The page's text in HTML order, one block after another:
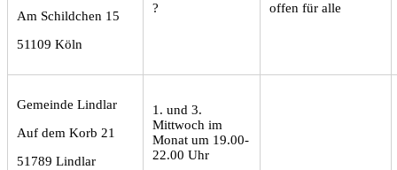
Am Schildchen 15
51109 Köln
? offen für alle
Gemeinde Lindlar
Auf dem Korb 21
51789 Lindlar
1. und 3.
Mittwoch im
Monat um 19.00-
22.00 Uhr